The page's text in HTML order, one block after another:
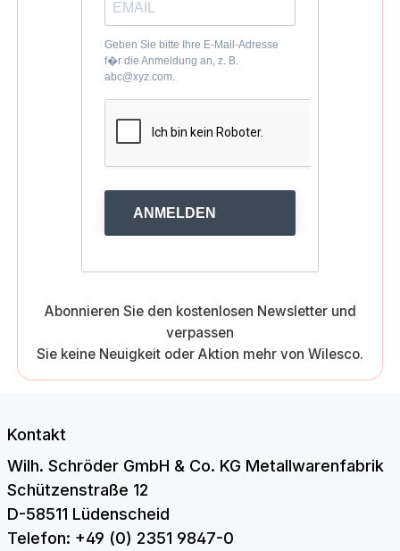
Geben Sie bitte Ihre E-Mail-Adresse
f�r die Anmeldung an, z. B.
abc@xyz.com.
ANMELDEN
Abonnieren Sie den kostenlosen Newsletter und
verpassen
Sie keine Neuigkeit oder Aktion mehr von Wilesco.
Kontakt
Wilh. Schröder GmbH & Co. KG Metallwarenfabrik
Schützenstraße 12
D-58511 Lüdenscheid
Telefon: +49 (0) 2351 9847-0